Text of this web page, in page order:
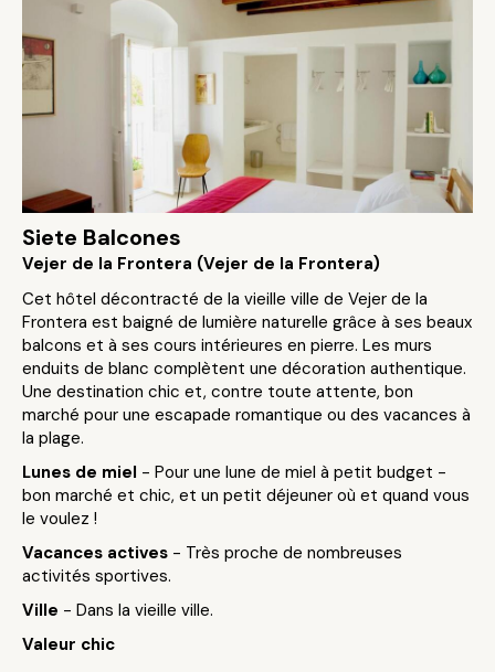
Siete Balcones
Vejer de la Frontera (Vejer de la Frontera)
Cet hôtel décontracté de la vieille ville de Vejer de la
Frontera est baigné de lumière naturelle grâce à ses beaux
balcons et à ses cours intérieures en pierre. Les murs
enduits de blanc complètent une décoration authentique.
Une destination chic et, contre toute attente, bon
marché pour une escapade romantique ou des vacances à
la plage.
Lunes de miel - Pour une lune de miel à petit budget -
bon marché et chic, et un petit déjeuner où et quand vous
le voulez !
Vacances actives - Très proche de nombreuses
activités sportives.
Ville - Dans la vieille ville.
Valeur chic